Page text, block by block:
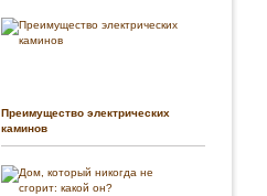
Преимущество электрических
каминов